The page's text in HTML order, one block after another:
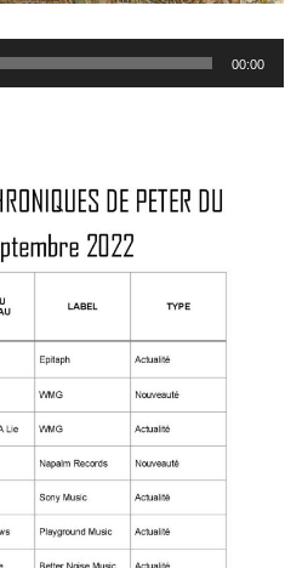
00:00